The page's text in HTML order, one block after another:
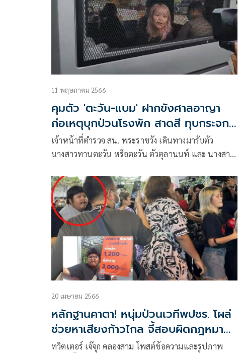
11 พฤษภาคม 2566
คุมตัว 'ตะวัน-แบม' ฝากขังศาลอาญา
ก่อเหตุบุกป่วนโรงพัก สาดสี ทุบกระจก
ทำร้ายเจ้าหน้าที่
เจ้าหน้าที่ตำรวจ สน. พระราชวัง เดินทางมารับตัว
นางสาวทานตะวัน หรือตะวัน ตัวตุลานนท์ และ นางสาว
ตำรวจ สน.สำราญราษฎร์
20 เมษายน 2566
หลักฐานคาตา! หนุ่มป่วนเวทีพปชร. โผล่
ช่วยหาเสียงก้าวไกล จี้สอบผิดกฎหมาย
หรือไม่
ทวิตเตอร์ เจ๊จุก คลองสาม โพสต์ข้อความและรูปภาพ